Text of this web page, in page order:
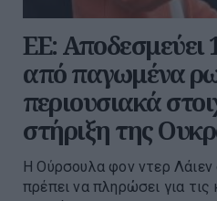
ΕΕ: Αποδεσμεύει
από παγωμένα
περιουσιακά
στήριξη της
Η Ούρσουλα φον ντερ
πρέπει να πληρώσει για